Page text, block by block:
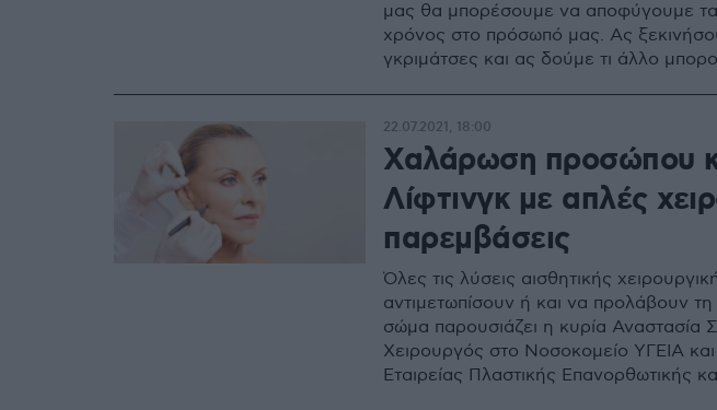
μας θα μπορέσουμε να αποφύγουμε
χρόνος στο πρόσωπό μας. Ας
γκριμάτσες και ας δούμε τι άλλο
Χαλάρωση προσώπου
Λίφτινγκ με απλές
παρεμβάσεις
Όλες τις λύσεις αισθητικής
αντιμετωπίσουν ή και να προλάβουν
σώμα παρουσιάζει η κυρία Αναστασία
Χειρουργός στο Νοσοκομείο ΥΓΕΙΑ
Εταιρείας Πλαστικής Επανορθωτικής
22.07.2021, 18:00